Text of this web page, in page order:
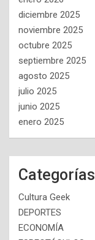
diciembre 2025
noviembre 2025
octubre 2025
septiembre 2025
agosto 2025
julio 2025
junio 2025
enero 2025
Categorías
Cultura Geek
DEPORTES
ECONOMÍA